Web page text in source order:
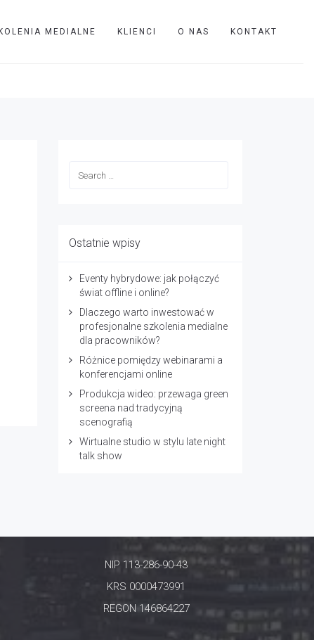
MEDIALNE KLIENCI O NAS KONTAKT
Ostatnie wpisy
Eventy hybrydowe: jak połączyć
świat offline i online?
Dlaczego warto inwestować w
profesjonalne szkolenia medialne
dla pracowników?
Różnice pomiędzy webinarami a
konferencjami online
Produkcja wideo: przewaga green
screena nad tradycyjną
scenografią
Wirtualne studio w stylu late night
talk show
NIP 113-286-90-43
KRS 0000473991
REGON 146864227